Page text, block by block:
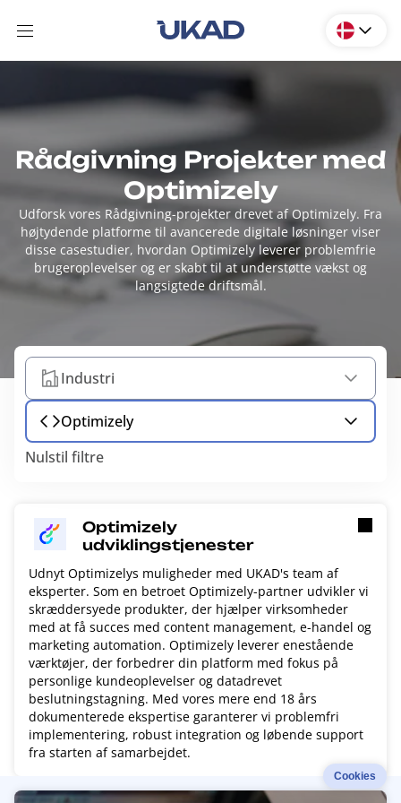
Rådgivning Projekter med
Optimizely
Udforsk vores Rådgivning-projekter drevet af Optimizely. Fra
højtydende platforme til avancerede digitale løsninger viser
disse casestudier, hvordan Optimizely leverer problemfrie
brugeroplevelser og er skabt til at understøtte vækst og
langsigtede driftsmål.
Industri
Optimizely
Nulstil filtre
Optimizely
udviklingstjenester
Udnyt Optimizelys muligheder med UKAD's team af
eksperter. Som en betroet Optimizely-partner udvikler vi
skræddersyede produkter, der hjælper virksomheder
med at få succes med content management, e-handel og
marketing automation. Optimizely leverer enestående
værktøjer, der forbedrer din platform med fokus på
personlige kundeoplevelser og datadrevet
beslutningstagning. Med vores mere end 18 års
dokumenterede ekspertise garanterer vi problemfri
implementering, robust integration og løbende support
fra starten af samarbejdet.
Cookies